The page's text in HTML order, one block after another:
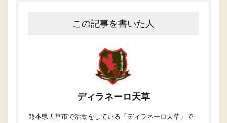
この記事を書いた人
ディラネーロ天草
熊本県天草市で活動をしている「ディラネーロ天草」で